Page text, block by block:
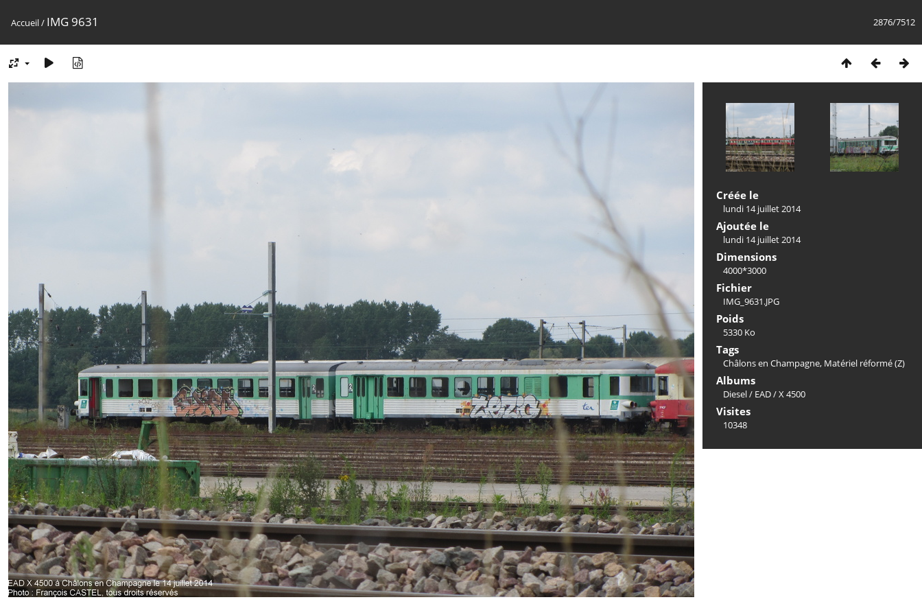
2876/7512
Accueil/ IMG 9631
Créée le
lundi 14 juillet 2014
Ajoutée le
lundi 14 juillet 2014
Dimensions
4000*3000
Fichier
IMG_9631.JPG
Poids
5330 Ko
Tags
Châlons en Champagne, Matériel réformé (Z)
Albums
Diesel/ EAD/X 4500
Visites
10348